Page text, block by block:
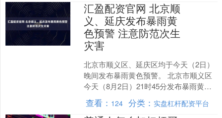
汇盈配资官网 北京顺
义、延庆发布暴雨黄
色预警 注意防范次生
灾害
北京市顺义区、延庆区均于今天（2日）
晚间发布暴雨黄色预警。 北京市顺义区
今天（8月2日）21时45分发布暴雨黄色
预警。预计，当前至8月3日02时，顺义
区局地小时....
查看： 124 分类： 实盘杠杆配资平台